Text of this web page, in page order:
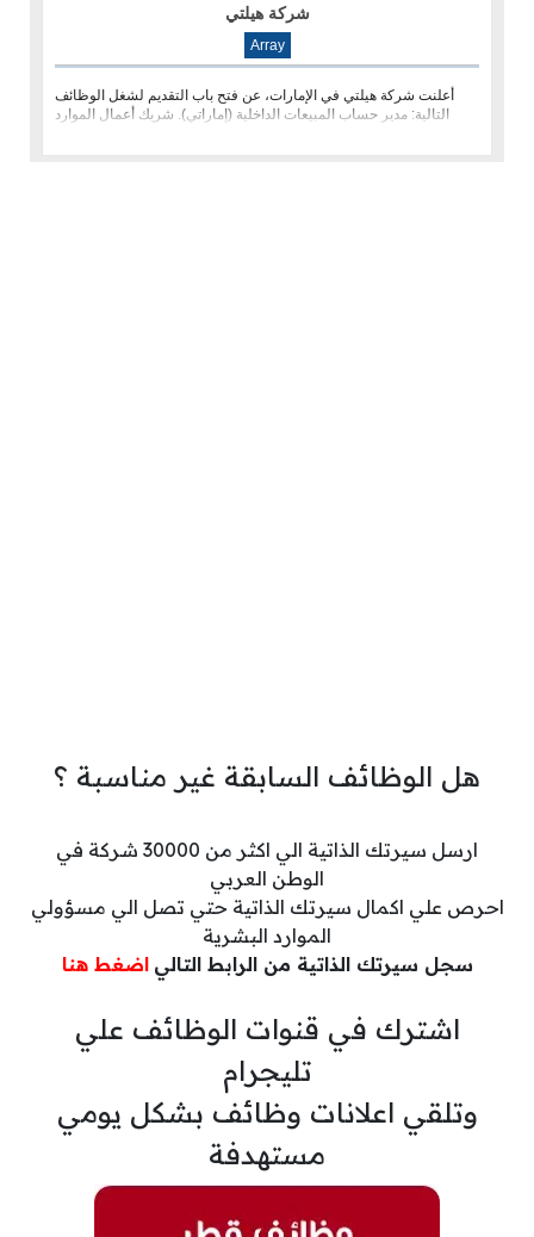
شركة هيلتي
Array
أعلنت شركة هيلتي في الإمارات، عن فتح باب التقديم لشغل الوظائف
التالية: مدير حساب المبيعات الداخلية (إماراتي). شريك أعمال الموارد
هل الوظائف السابقة غير مناسبة ؟
ارسل سيرتك الذاتية الي اكثر من 30000 شركة في
الوطن العربي
احرص علي اكمال سيرتك الذاتية حتي تصل الي مسؤولي
الموارد البشرية
سجل سيرتك الذاتية من الرابط التالي اضغط هنا
اشترك في قنوات الوظائف علي
تليجرام
وتلقي اعلانات وظائف بشكل يومي
مستهدفة